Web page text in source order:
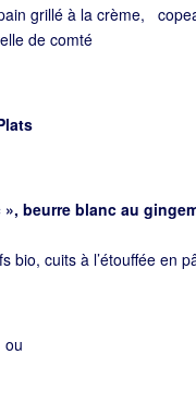
grillé à la crème,
de comté
beurre blanc au
cuits à l’étouffée en
ou